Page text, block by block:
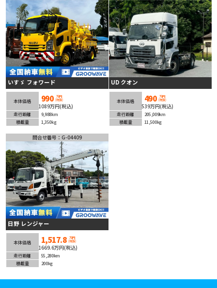
いすゞ フォワード
本体価格 990 万円
(税抜)
1089万円(税込)
走行距離
9,988km
積載量
1,350kg
UD クオン
本体価格 490 万円
(税抜)
539万円(税込)
走行距離
205,009km
積載量
11,500kg
問合せ番号：G-04409
日野 レンジャー
本体価格 1,517.8 万円
(税抜)
1669.6万円(税込)
走行距離
55,280km
積載量
200kg